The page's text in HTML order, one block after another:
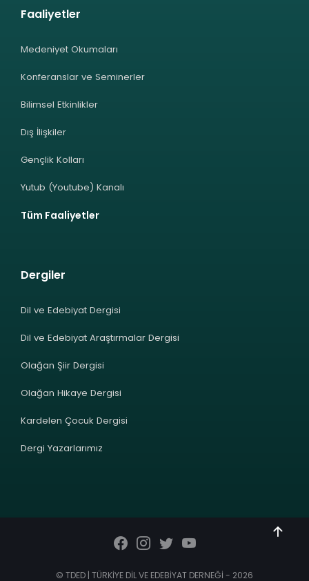
Faaliyetler
Medeniyet Okumaları
Konferanslar ve Seminerler
Bilimsel Etkinlikler
Dış İlişkiler
Gençlik Kolları
Yutub (Youtube) Kanalı
Tüm Faaliyetler
Dergiler
Dil ve Edebiyat Dergisi
Dil ve Edebiyat Araştırmalar Dergisi
Olağan Şiir Dergisi
Olağan Hikaye Dergisi
Kardelen Çocuk Dergisi
Dergi Yazarlarımız
© TDED | TÜRKİYE DİL VE EDEBİYAT DERNEĞİ - 2026